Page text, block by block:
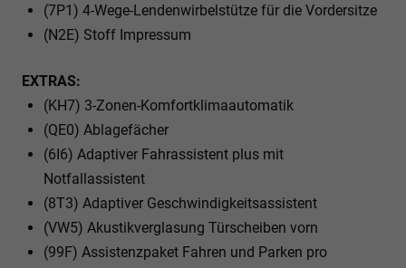
(7P1) 4-Wege-Lendenwirbelstütze für die Vordersitze
(N2E) Stoff Impressum
EXTRAS:
(KH7) 3-Zonen-Komfortklimaautomatik
(QE0) Ablagefächer
(6I6) Adaptiver Fahrassistent plus mit
Notfallassistent
(8T3) Adaptiver Geschwindigkeitsassistent
(VW5) Akustikverglasung Türscheiben vorn
(99F) Assistenzpaket Fahren und Parken pro